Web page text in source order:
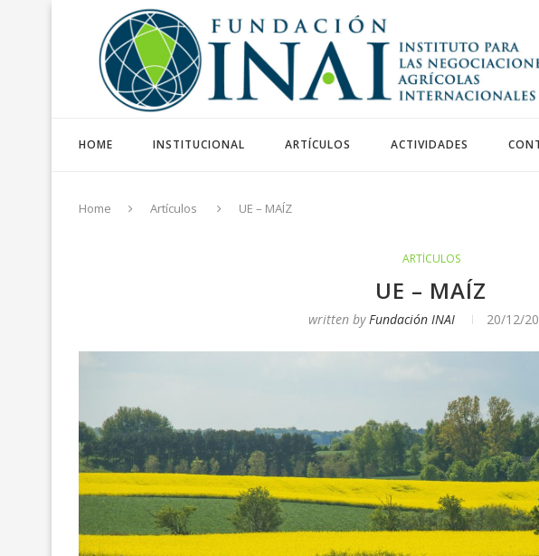
HOME INSTITUCIONAL ARTÍCULOS ACTIVIDADES
Home Artículos UE – MAÍZ
ARTÍCULOS
UE – MAÍZ
written by Fundación INAI 20/12/
MAXIMILIANO MORENO: EL
REACOMODAMIENTO GLOBAL
Y...
10/Jun/2026